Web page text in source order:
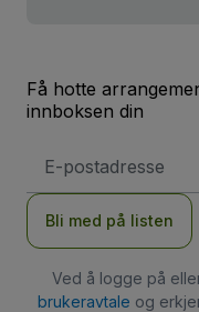
Få hotte
innboksen din
postadresse
Bli med på listen
Ved å logge på
brukeravtale og